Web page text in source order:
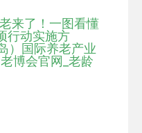
来了！一图看懂
行动实施方
）国际养老产业
博会官网_老龄